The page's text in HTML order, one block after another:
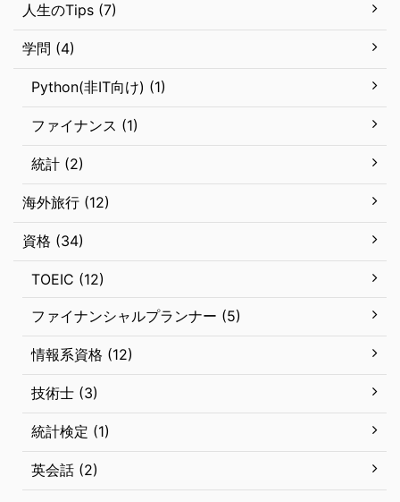
人生のTips (7)
学問 (4)
Python(非IT向け) (1)
ファイナンス (1)
統計 (2)
海外旅行 (12)
資格 (34)
TOEIC (12)
ファイナンシャルプランナー (5)
情報系資格 (12)
技術士 (3)
統計検定 (1)
英会話 (2)